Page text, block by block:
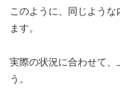
このように、同じよう
ます。
実際の状況に合わせて、
う。